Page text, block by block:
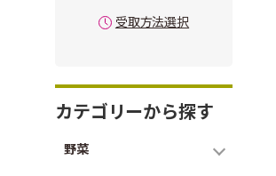
受取方法選択
カテゴリーから探す
野菜